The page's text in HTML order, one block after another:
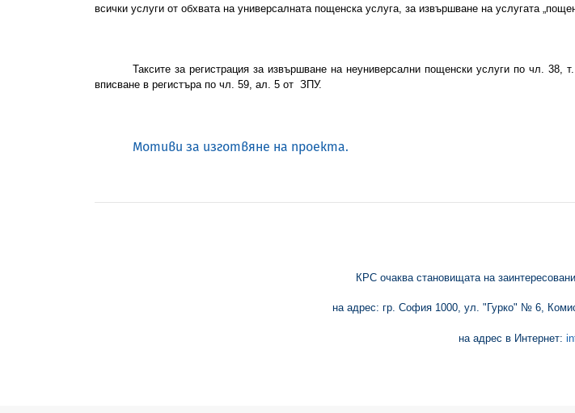
всички услуги от обхвата на универсалната пощенска услуга, за извършване на услугата
Таксите за регистрация за извършване на неуниверсални пощенски услуги по чл.
вписване в регистъра по чл. 59, ал. 5 от ЗПУ.
Мотиви за изготвяне на проекта.
КРС очаква становищата на
на адрес: гр. София 1000, ул. "Гурко" № 6,
на адрес в Интернет: